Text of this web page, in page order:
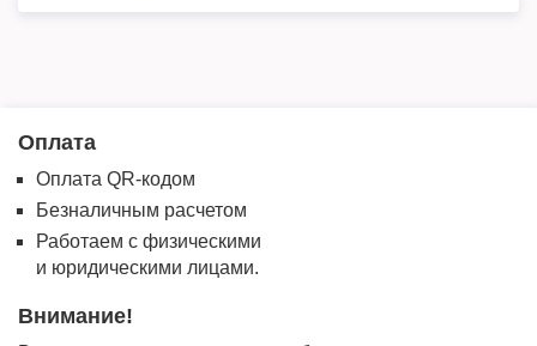
Оплата
Оплата QR-кодом
Безналичным расчетом
Работаем с физическими
и юридическими лицами.
Внимание!